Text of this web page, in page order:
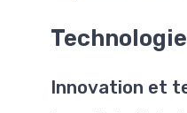
Innovation et